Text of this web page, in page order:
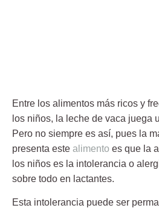
Entre los alimentos más ricos y
los niños, la leche de vaca juega
Pero no siempre es así, pues la
presenta este alimento es que la
los niños es la intolerancia o
sobre todo en lactantes.
Esta intolerancia puede ser